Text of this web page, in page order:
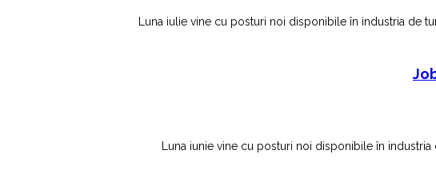
Luna iulie vine cu posturi noi disponibile în industria de
Luna iunie vine cu posturi noi disponibile în